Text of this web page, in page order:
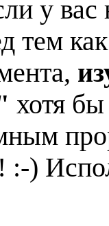
у
тем
хотя
:-)